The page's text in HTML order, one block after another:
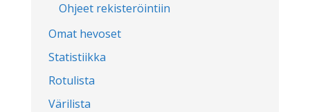
Ohjeet rekisteröintiin
Omat hevoset
Statistiikka
Rotulista
Värilista